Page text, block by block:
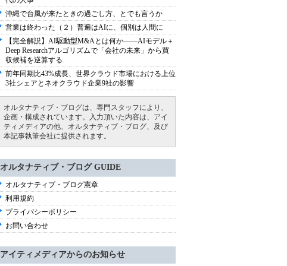
沖縄で台風が来たときの過ごし方、とでも言うか
営業は終わった（２）普遍はAIに、個別は人間に
【完全解説】AI駆動型M&Aとは何か――AIモデル＋
Deep Researchアルゴリズムで「会社の未来」から買
収候補を逆算する
前年同期比43%成長、世界クラウド市場における上位
3社シェアとネオクラウド企業9社の影響
オルタナティブ・ブログは、専門スタッフにより、
企画・構成されています。入力頂いた内容は、アイ
ティメディアの他、オルタナティブ・ブログ、及び
本記事執筆会社に提供されます。
オルタナティブ・ブログ GUIDE
オルタナティブ・ブログ憲章
利用規約
プライバシーポリシー
お問い合わせ
アイティメディアからのお知らせ